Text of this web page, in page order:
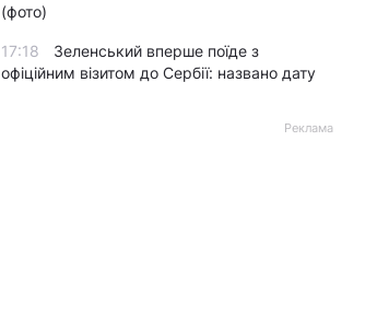
(фото)
17:18
Зеленський вперше поїде з
офіційним візитом до Сербії: названо дату
Реклама